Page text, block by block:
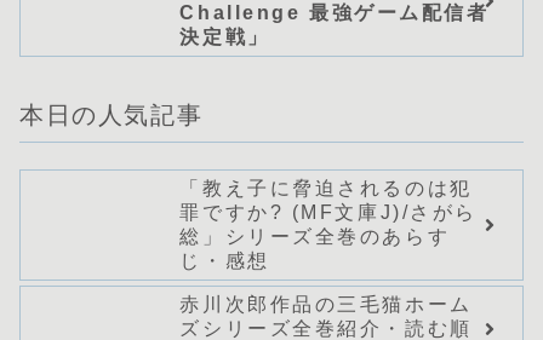
Challenge 最強ゲーム配信者
決定戦」
本日の人気記事
「教え子に脅迫されるのは犯
罪ですか? (MF文庫J)/さがら
総」シリーズ全巻のあらす
じ・感想
赤川次郎作品の三毛猫ホーム
ズシリーズ全巻紹介・読む順